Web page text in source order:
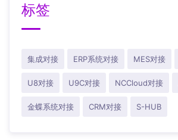
标签
集成对接 ERP系统对接 MES对接
U8对接 U9C对接 NCCloud对接
金蝶系统对接 CRM对接 S-HUB